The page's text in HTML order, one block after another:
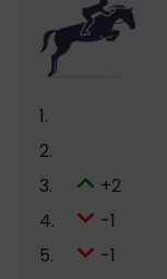
1.
2.
3.
+2
4.
-1
5.
-1